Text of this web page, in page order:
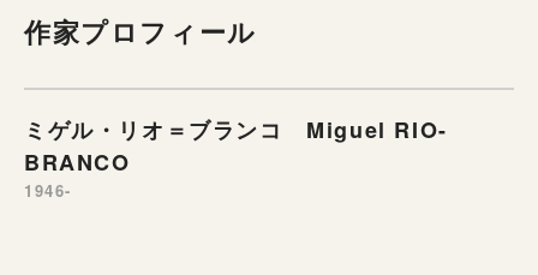
作家プロフィール
ミゲル・リオ＝ブランコ Miguel RIO-
BRANCO
1946-